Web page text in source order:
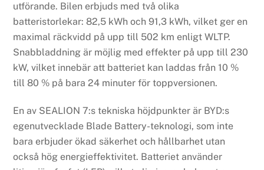
utförande. Bilen erbjuds med två olika
batteristorlekar: 82,5 kWh och 91,3 kWh, vilket ger en
maximal räckvidd på upp till 502 km enligt WLTP.
Snabbladdning är möjlig med effekter på upp till 230
kW, vilket innebär att batteriet kan laddas från 10 %
till 80 % på bara 24 minuter för toppversionen.
En av SEALION 7:s tekniska höjdpunkter är BYD:s
egenutvecklade Blade Battery-teknologi, som inte
bara erbjuder ökad säkerhet och hållbarhet utan
också hög energieffektivitet. Batteriet använder